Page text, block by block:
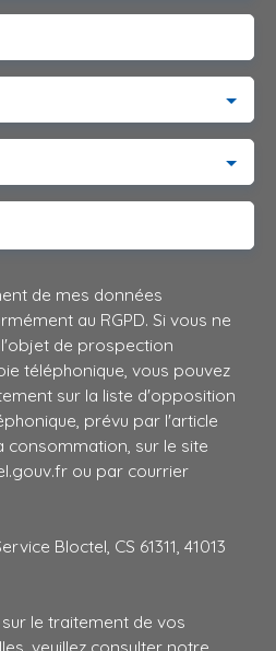
de mes données
au RGPD. Si vous ne
de prospection
téléphonique, vous pouvez
sur la liste d'opposition
prévu par l'article
consommation, sur le site
ou par courrier
Bloctel, CS 61311, 41013
le traitement de vos
veuillez consulter notre